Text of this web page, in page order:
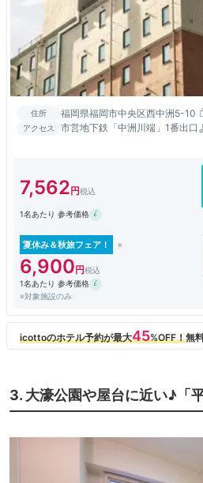
住所 福岡県福岡市中央区西中洲5-10
アクセス
市営地下鉄「中洲川端」1番出
7,562
1名あたり 参考価格
夏休み＆秋旅フェア！
6,900
1名あたり 参考価格
※対象施設のみ
3. 大濠公園や屋台に近い♪「